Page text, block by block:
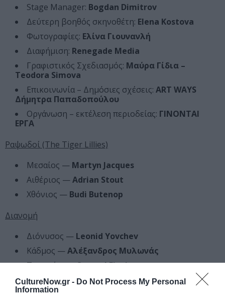
CultureNow.gr - Do Not Process My Personal
Information
Stage Manager: Bogdan Dimitrov
Δεύτερη βοηθός σκηνοθέτη: Elena Kostova
Φωτογραφίες: Ελίνα Γιουνανλή
Διαφήμιση: Renegade Media
Γραφιστικός Σχεδιασμός: Μαύρα Γίδια –
Τeodora Simova
Επικοινωνία – Δημόσιες σχέσεις: ART WAYS
Δήμητρα Παπαδοπούλου
Οργάνωση – εκτέλεση περιοδείας: ΓΙΝΟΝΤΑΙ
ΕΡΓΑ
Ραψωδοί (The Tiger Lillies)
Μεσαίος — Martyn Jacques
Aιθέριος —Adrian Stout
Χθόνιος — Budi Butenop
Διανομή
Διόνυσος — Leonid Yovchev
Κάδμος —Αλέξανδρος Μυλωνάς
Τειρεσίας —Samuel Finzi
Αγαύη —Λουκία Μιχαλοπούλου
Πενθέας —